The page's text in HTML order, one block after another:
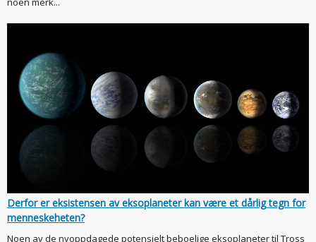
Derfor er eksistensen av eksoplaneter kan være et dårlig tegn for
menneskeheten?
Noen av de nyoppdagede potensielt beboelige eksoplaneter til Tross